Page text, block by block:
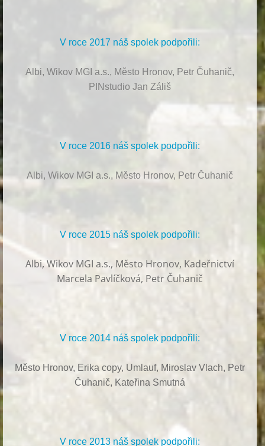
V roce 2017 náš spolek podpořili:
Albi, Wikov MGI a.s., Město Hronov, Petr Čuhanič,
PINstudio Jan Záliš
V roce 2016 náš spolek podpořili:
Albi, Wikov MGI a.s., Město Hronov, Petr Čuhanič
V roce 2015 náš spolek podpořili:
Albi,Wikov MGI a.s., Město Hronov, Kadeřnictví
Marcela Pavlíčková, Petr Čuhanič
V roce 2014 náš spolek podpořili:
Město Hronov, Erika copy, Umlauf, Miroslav Vlach, Petr
Čuhanič, Kateřina Smutná
V roce 2013 náš spolek podpořili: